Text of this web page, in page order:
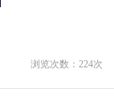
浏览次数： 224次